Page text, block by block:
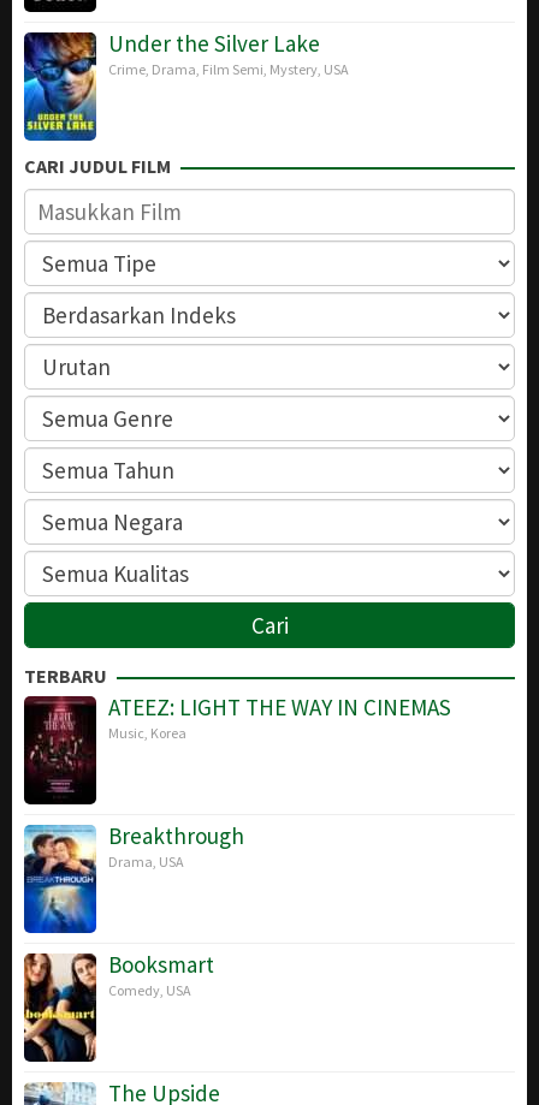
Under the Silver Lake
Crime Drama Film Semi Mystery USA
CARI JUDUL FILM
TERBARU
ATEEZ: LIGHT THE WAY IN CINEMAS
Music Korea
Breakthrough
Drama USA
Booksmart
Comedy USA
The Upside